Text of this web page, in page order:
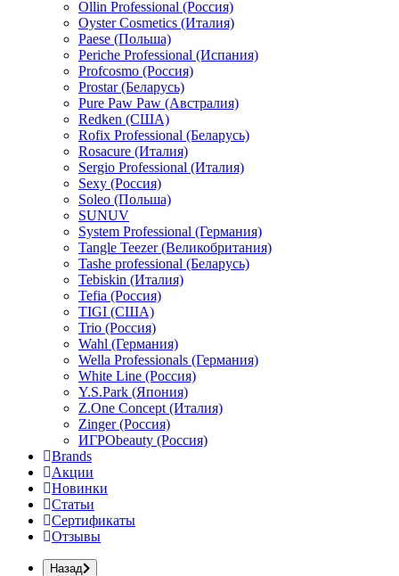
Ollin Professional (Россия)
Oyster Cosmetics (Италия)
Paese (Польша)
Periche Professional (Испания)
Profcosmo (Россия)
Prostar (Беларусь)
Pure Paw Paw (Австралия)
Redken (США)
Rofix Professional (Беларусь)
Rosacure (Италия)
Sergio Professional (Италия)
Sexy (Россия)
Soleo (Польша)
SUNUV
System Professional (Германия)
Tangle Teezer (Великобритания)
Tashe professional (Беларусь)
Tebiskin (Италия)
Tefia (Россия)
TIGI (США)
Trio (Россия)
Wahl (Германия)
Wella Professionals (Германия)
White Line (Россия)
Y.S.Park (Япония)
Z.One Concept (Италия)
Zinger (Россия)
ИГРОbeauty (Россия)
Brands
Акции
Новинки
Статьи
Сертификаты
Отзывы
Назад